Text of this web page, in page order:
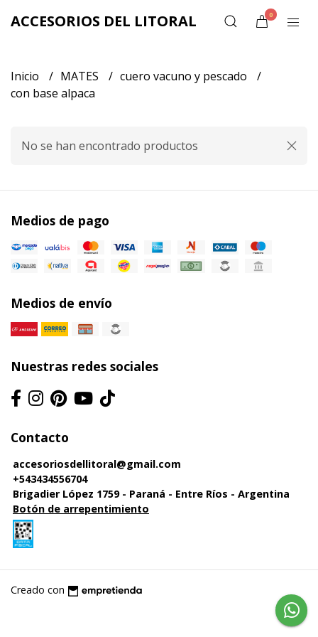
ACCESORIOS DEL LITORAL 0
Inicio MATES
cuero vacuno y pescado
con base alpaca
No se han encontrado productos
Medios de pago
Medios de envío
Nuestras redes sociales
Contacto
accesoriosdellitoral@gmail.com
+543434556704
Brigadier López 1759 - Paraná - Entre Ríos - Argentina
Botón de arrepentimiento
Creado con